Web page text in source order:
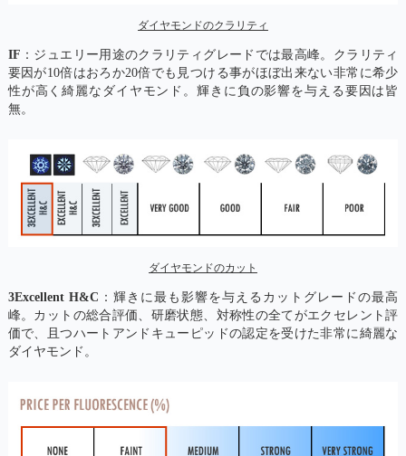
ダイヤモンドのクラリティ
IF ：ジュエリー用途のクラリティグレードでは最高峰。クラリティ
要因が10倍はおろか20倍でも見つける事がほぼ出来ない非常に希少
性が高く綺麗なダイヤモンド。輝きに負の影響を与える要因は皆
無。
ダイヤモンドのカット
3Excellent H&C ：輝きに最も影響を与えるカットグレードの最高
峰。カットの総合評価、研磨状態、対称性の全てがエクセレント評
価で、且つハートアンドキューピッドの認定を受けた非常に綺麗な
ダイヤモンド。